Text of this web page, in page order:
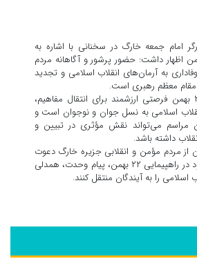
امام جمعه خارگ در سخنانی با اشاره به
راهپیمایی ۲۲ بهمن اظهار داشت: حضور پرشور و آگاهانه مردم
به آرمان‌های انقلاب اسلامی و تجدید
مقام معظم رهبری است.
وی افزود: راهپیمایی ۲۲ بهمن فرصتی ارزشمند برای انتقال مفاهیم،
اسلامی به نسل جوان و نوجوان است و
مراسم می‌تواند نقش مؤثری در تبیین و
داشته باشد.
از مردم مؤمن و انقلابی جزیره خارگ دعوت
کرد با حضور گسترده خود در راهپیمایی ۲۲ بهمن، پیام وحدت، همدلی
اسلامی را به آیندگان منتقل کنند.